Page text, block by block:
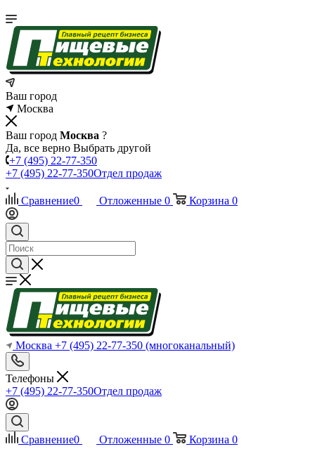
Ваш город
Москва
Ваш город Москва ?
Да, все верно Выбрать другой
+7 (495) 22-77-350
+7 (495) 22-77-350Отдел продаж
Сравнение0 Отложенные 0 Корзина 0
Москва +7 (495) 22-77-350 (многоканальный)
Телефоны
+7 (495) 22-77-350Отдел продаж
Сравнение0 Отложенные 0 Корзина 0